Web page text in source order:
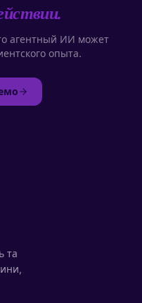
агентный ИИ может
опыта.
та